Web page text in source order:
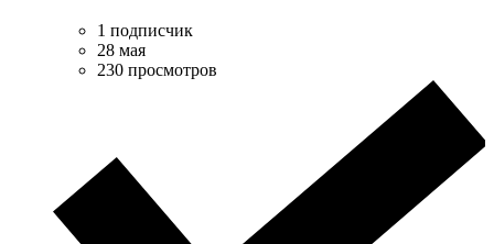
1 подписчик
28 мая
230 просмотров